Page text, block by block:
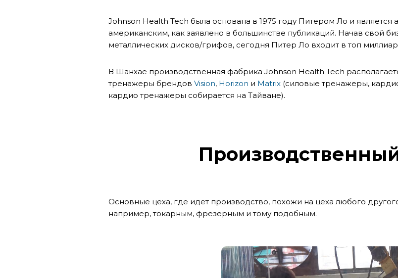
Johnson Health Tech была основана в 1975 году Питером Ло и
американским, как заявлено в большинстве публикаций. Начав свой
металлических дисков/грифов, сегодня Питер Ло входит в топ
В Шанхае производственная фабрика Johnson Health Tech
тренажеры брендов Vision, Horizon и Matrix (силовые тренажеры,
кардио тренажеры собирается на Тайване).
Основные цеха, где идет производство, похожи на цеха любого
например, токарным, фрезерным и тому подобным.